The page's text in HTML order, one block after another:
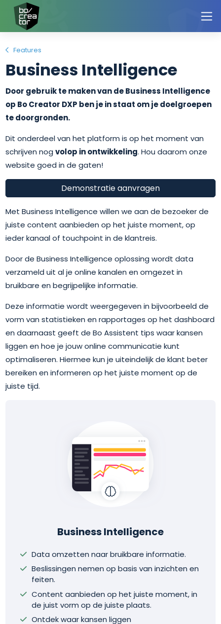
Features
Business Intelligence
Door gebruik te maken van de Business Intelligence
op Bo Creator DXP ben je in staat om je doelgroepen
te doorgronden.
Dit onderdeel van het platform is op het moment van
schrijven nogvolop in ontwikkeling. Hou daarom onze
website goed in de gaten!
Demonstratie aanvragen
Met Business Intelligence willen we aan de bezoeker de
juiste content aanbieden op het juiste moment, op
ieder kanaal of touchpoint in de klantreis.
Door de Business Intelligence oplossing wordt data
verzameld uit al je online kanalen en omgezet in
bruikbare en begrijpelijke informatie.
Deze informatie wordt weergegeven in bijvoorbeeld de
vorm van statistieken en rapportages op het dashboard
en daarnaast geeft de Bo Assistent tips waar kansen
liggen en hoe je jouw online communicatie kunt
optimaliseren. Hiermee kun je uiteindelijk de klant beter
bereiken en informeren op het juiste moment op de
juiste tijd.
Business Intelligence
Data omzetten naar bruikbare informatie.
Beslissingen nemen op basis van inzichten en
feiten.
Content aanbieden op het juiste moment, in
de juist vorm op de juiste plaats.
Ontdek waar kansen liggen